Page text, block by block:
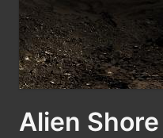
Alien Shore